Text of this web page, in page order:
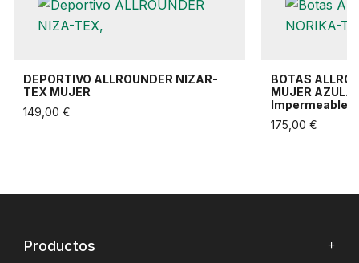
DEPORTIVO ALLROUNDER NIZAR-
TEX MUJER
149,00 €
BOTAS
MUJER AZUL.
Impermeable
175,00 €
Productos